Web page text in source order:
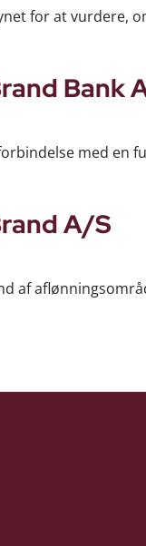
for at vurdere,
Bank
med en
A/S
af